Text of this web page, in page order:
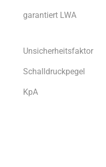
garantiert LWA
Unsicherheitsfaktor
Schalldruckpegel
KpA